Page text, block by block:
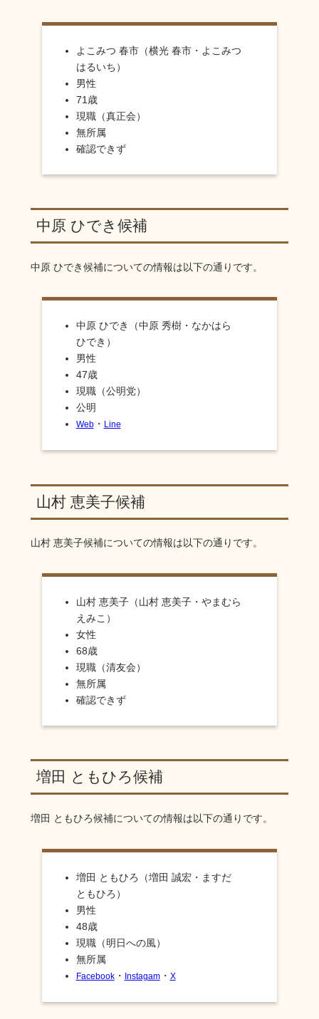
よこみつ 春市（横光 春市・よこみつ
はるいち）
男性
71歳
現職（真正会）
無所属
確認できず
中原 ひでき候補
中原 ひでき 候補についての情報は以下の通りです。
中原 ひでき（中原 秀樹・なかはら
ひでき）
男性
47歳
現職（公明党）
公明
Web・ Line
山村 恵美子候補
山村 恵美子候補についての情報は以下の通りです。
山村 恵美子（山村 恵美子・やまむら
えみこ）
女性
68歳
現職（清友会）
無所属
確認できず
増田 ともひろ候補
増田 ともひろ候補についての情報は以下の通りです。
増田 ともひろ（増田 誠宏・ますだ
ともひろ）
男性
48歳
現職（明日への風）
無所属
Facebook・ Instagam・ X